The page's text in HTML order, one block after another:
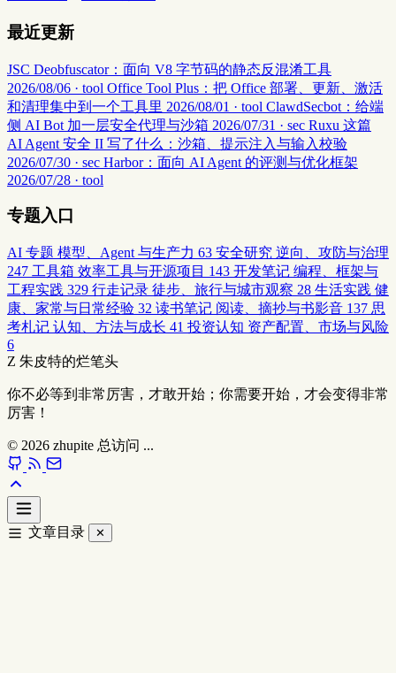
最近更新
JSC Deobfuscator：面向 V8 字节码的静态反混淆工具
2026/08/06 · tool Office Tool Plus：把 Office 部署、更新、激活
和清理集中到一个工具里 2026/08/01 · tool ClawdSecbot：给端
侧 AI Bot 加一层安全代理与沙箱 2026/07/31 · sec Ruxu 这篇
AI Agent 安全 II 写了什么：沙箱、提示注入与输入校验
2026/07/30 · sec Harbor：面向 AI Agent 的评测与优化框架
2026/07/28 · tool
专题入口
AI 专题 模型、Agent 与生产力 63 安全研究 逆向、攻防与治理
247 工具箱 效率工具与开源项目 143 开发笔记 编程、框架与
工程实践 329 行走记录 徒步、旅行与城市观察 28 生活实践 健
康、家常与日常经验 32 读书笔记 阅读、摘抄与书影音 137 思
考札记 认知、方法与成长 41 投资认知 资产配置、市场与风险
6
Z 朱皮特的烂笔头
你不必等到非常厉害，才敢开始；你需要开始，才会变得非常
厉害！
© 2026 zhupite 总访问 ...
文章目录 ✕